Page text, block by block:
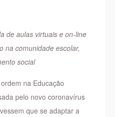
de aulas virtuais e on-line
na comunidade escolar,
social
na Educação
pelo novo coronavírus
que se adaptar a